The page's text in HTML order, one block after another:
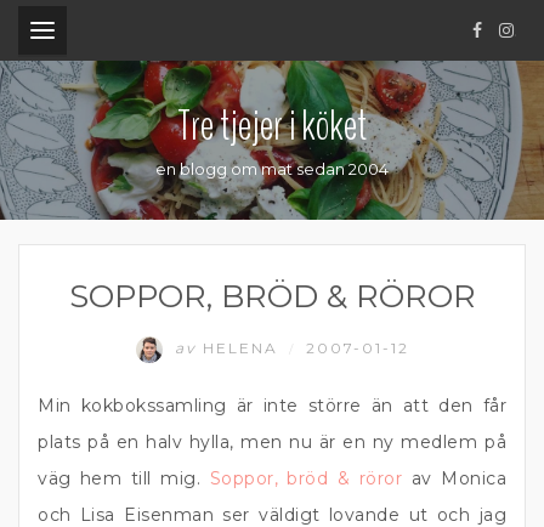
.
Tre tjejer i köket
en blogg om mat sedan 2004
SOPPOR, BRÖD & RÖROR
av HELENA 2007-01-12
Min kokbokssamling är inte större än att den får
plats på en halv hylla, men nu är en ny medlem på
väg hem till mig. Soppor, bröd & röror av Monica
och Lisa Eisenman ser väldigt lovande ut och jag